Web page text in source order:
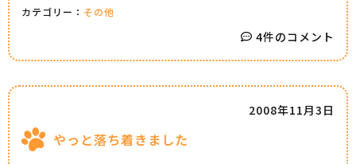
カテゴリー： その他
4件のコメント
やっと落ち着きました
2008年11月3日